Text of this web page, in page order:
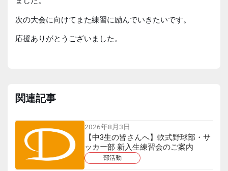
次の大会に向けてまた練習に励んでいきたいです。
応援ありがとうございました。
関連記事
2026年8月3日
【中3生の皆さんへ】軟式野球部・サ
ッカー部 新入生練習会のご案内
部活動